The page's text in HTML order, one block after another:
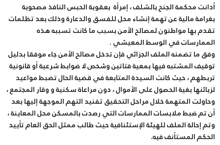
أدانت محكمة الجنح بالشلف ، إمرأة بعقوبة الحبس النافذ مصحوبة
بغرامة مالية عن تهمة إنشاء محل للفسق والدعارة وذلك بعد تظلمات
تقدم بها مواطنون لمصالح الأمن بسبب ما كانت تسببه هذه
الممارسات في الوسط المعيشي .
وفق ما تضمنه الملف الجزائي فإن تدخل مصالح الأمن جاء موفقا بدليل
توقيف المشتبه فيها بمعية فتاتين وشخص لا ضوابط شرعية أو قانونية
تربطهم ، حيث كانت السيدة المتابعة في قضية الحال تضبط مواعيد
لزبائنها بغية الحصول على الأموال ، دون مراعاة سكنية و وقار المجتمع ،
وحاولت المتهمة خلال مراحل التحقيق تفنيد التهم الموجهة إليها بعد
أن تم ضبط ملابسات الممارسات التي رصدت بالمسكن محل المعاينة ،
وتم إحالة الملف للهيئة الإستئنافية حيث طالب ممثل الحق العام تأييد
الحكم المستأنف فيه.